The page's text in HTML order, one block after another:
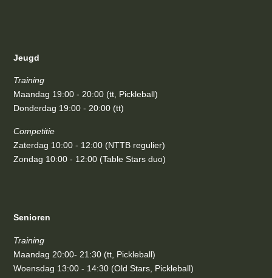
Jeugd
Training
Maandag 19:00 - 20:00 (tt, Pickleball)
Donderdag 19:00 - 20:00 (tt)
Competitie
Zaterdag 10:00 - 12:00 (NTTB regulier)
Zondag 10:00 - 12:00 (Table Stars duo)
Senioren
Training
Maandag 20:00- 21:30 (tt, Pickleball)
Woensdag 13:00 - 14:30 (Old Stars, Pickleball)